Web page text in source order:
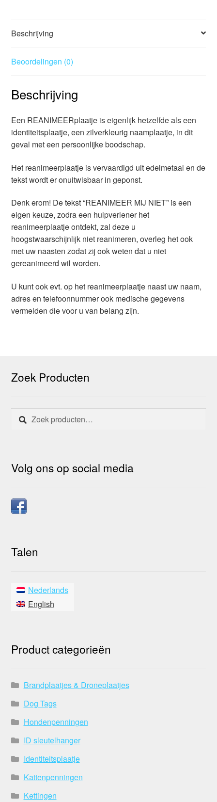
Beschrijving
Beoordelingen (0)
Beschrijving
Een REANIMEERplaatje is eigenlijk hetzelfde als een
identiteitsplaatje, een zilverkleurig naamplaatje, in dit
geval met een persoonlijke boodschap.
Het reanimeerplaatje is vervaardigd uit edelmetaal en de
tekst wordt er onuitwisbaar in geponst.
Denk erom! De tekst “REANIMEER MIJ NIET” is een
eigen keuze, zodra een hulpverlener het
reanimeerplaatje ontdekt, zal deze u
hoogstwaarschijnlijk niet reanimeren, overleg het ook
met uw naasten zodat zij ook weten dat u niet
gereanimeerd wil worden.
U kunt ook evt. op het reanimeerplaatje naast uw naam,
adres en telefoonnummer ook medische gegevens
vermelden die voor u van belang zijn.
Zoek Producten
Zoeken
naar:
Zoeken
Volg ons op social media
Talen
Nederlands
English
Product categorieën
Brandplaatjes & Droneplaatjes
Dog Tags
Hondenpenningen
ID sleutelhanger
Identiteitsplaatje
Kattenpenningen
Kettingen